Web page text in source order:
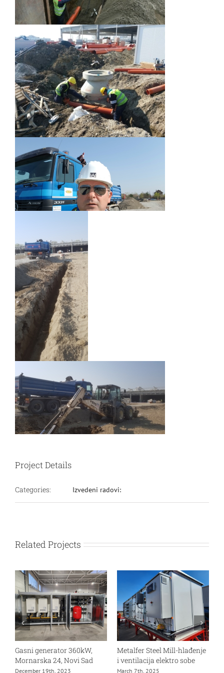
Project Details
Categories: Izvedeni radovi:
Related Projects
Gasni generator 360kW,
Mornarska 24, Novi Sad
December 19th, 2023
Metalfer Steel Mill-hlađenje
i ventilacija elektro sobe
March 7th, 2025